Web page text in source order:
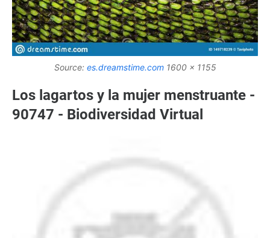
Source: es.dreamstime.com1600 x 1155
Los lagartos y la mujer menstruante -
90747 - Biodiversidad Virtual